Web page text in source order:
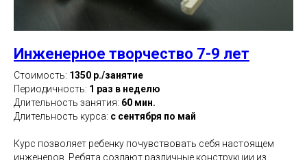
Инженерное творчество 7-9 лет
Стоимость: 1350 р./занятие
Периодичность: 1 раз в неделю
Длительность занятия: 60 мин.
Длительность курса: с сентября по май
Курс позволяет ребенку почувствовать себя настоящем
инженеров. Ребята создают различные конструкции из